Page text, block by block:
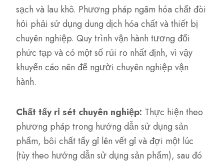
sạch và lau khô. Phương pháp ngâm hóa chất đòi
hỏi phải sử dụng dung dịch hóa chất và thiết bị
chuyên nghiệp. Quy trình vận hành tương đối
phức tạp và có một số rủi ro nhất định, vì vậy
khuyến cáo nên để người chuyên nghiệp vận
hành.
Chất tẩy rỉ sét chuyên nghiệp: Thực hiện theo
phương pháp trong hướng dẫn sử dụng sản
phẩm, bôi chất tẩy gỉ lên vết gỉ và đợi một lúc
(tùy theo hướng dẫn sử dụng sản phẩm), sau đó